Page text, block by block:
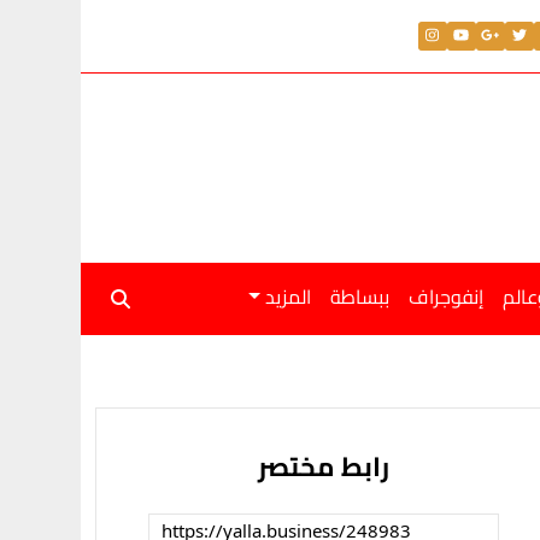
اليوم الجمعة 31 يوليو 2026
إنفوجراف ببساطة المزيد
رابط مختصر